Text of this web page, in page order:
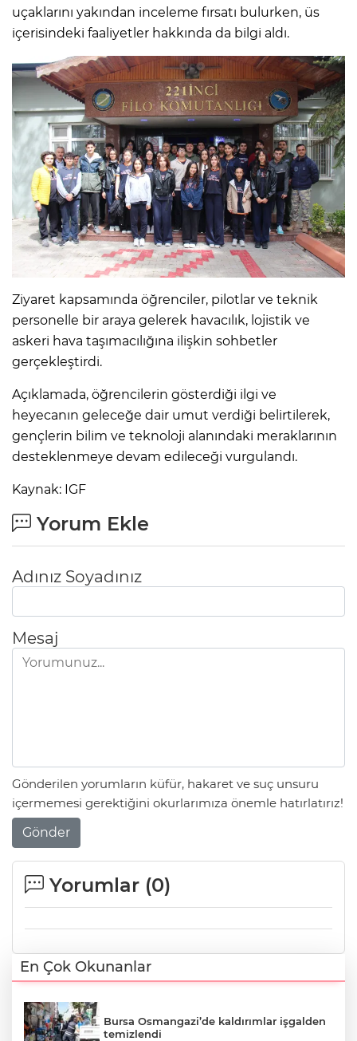
uçaklarını yakından inceleme fırsatı bulurken, üs
içerisindeki faaliyetler hakkında da bilgi aldı.
Ziyaret kapsamında öğrenciler, pilotlar ve teknik
personelle bir araya gelerek havacılık, lojistik ve
askeri hava taşımacılığına ilişkin sohbetler
gerçekleştirdi.
Açıklamada, öğrencilerin gösterdiği ilgi ve
heyecanın geleceğe dair umut verdiği belirtilerek,
gençlerin bilim ve teknoloji alanındaki meraklarının
desteklenmeye devam edileceği vurgulandı.
Kaynak: IGF
Yorum Ekle
Adınız Soyadınız
Mesaj
Gönderilen yorumların küfür, hakaret ve suç unsuru
içermemesi gerektiğini okurlarımıza önemle hatırlatırız!
Gönder
Yorumlar (0)
En Çok Okunanlar
Bursa Osmangazi’de kaldırımlar işgalden
temizlendi